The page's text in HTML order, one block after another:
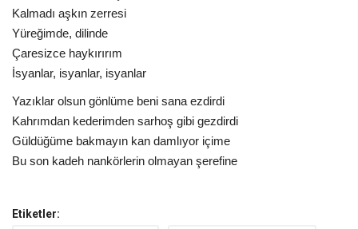
Kalmadı aşkın zerresi
Yüreğimde, dilinde
Çaresizce haykırırım
İsyanlar, isyanlar, isyanlar
Yazıklar olsun gönlüme beni sana ezdirdi
Kahrımdan kederimden sarhoş gibi gezdirdi
Güldüğüme bakmayın kan damlıyor içime
Bu son kadeh nankörlerin olmayan şerefine
Etiketler: